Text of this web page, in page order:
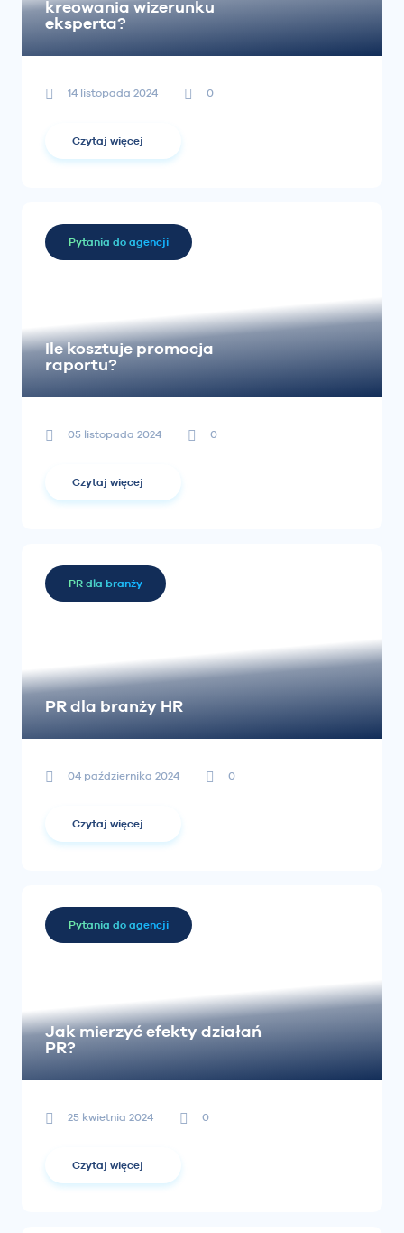
kreowania wizerunku
eksperta?
14 listopada 2024 0
Czytaj więcej
Pytania do agencji
Ile kosztuje promocja
raportu?
05 listopada 2024 0
Czytaj więcej
PR dla branży
PR dla branży HR
04 października 2024 0
Czytaj więcej
Pytania do agencji
Jak mierzyć efekty działań
PR?
25 kwietnia 2024 0
Czytaj więcej